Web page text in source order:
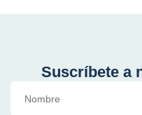
Suscríbete a